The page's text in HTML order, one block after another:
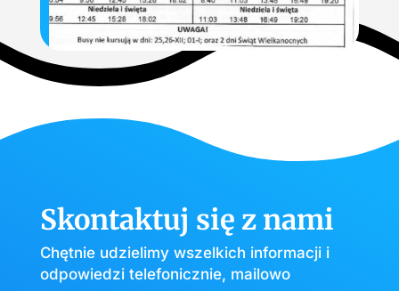
Skontaktuj się z nami
Chętnie udzielimy wszelkich informacji i
odpowiedzi telefonicznie, mailowo